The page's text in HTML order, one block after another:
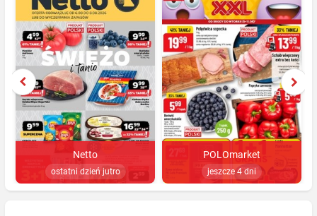
Netto
ostatni dzień jutro
POLOmarket
jeszcze 4 dni